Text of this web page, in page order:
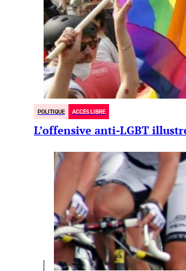
POLITIQUE ACCÈS LIBRE
L’offensive anti-LGBT